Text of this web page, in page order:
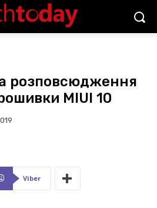
розповсюдження
MIUI 10
Viber